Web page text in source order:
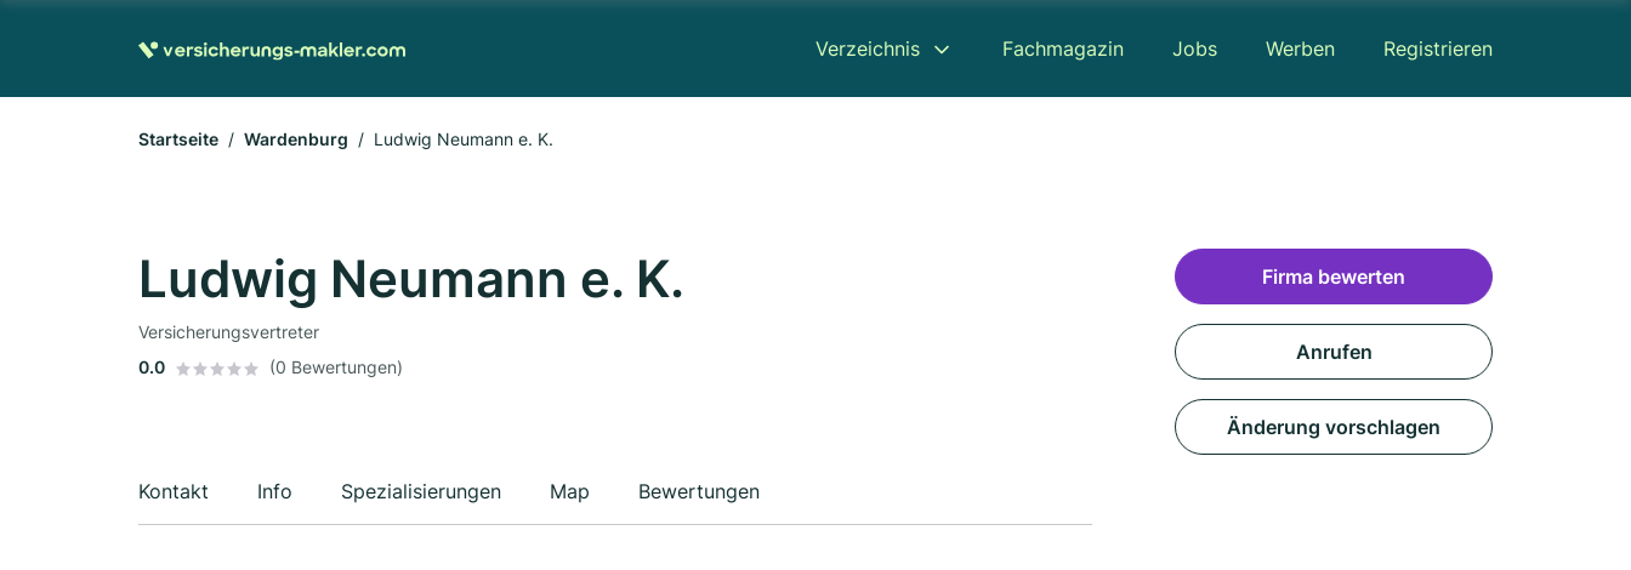
Verzeichnis Fachmagazin Jobs Werben Registrieren
Startseite Wardenburg Ludwig Neumann e. K.
Ludwig Neumann e. K.
Versicherungsvertreter
0.0
(0 Bewertungen)
Kontakt Info Spezialisierungen Map Bewertungen
Firma bewerten
Anrufen
Änderung vorschlagen